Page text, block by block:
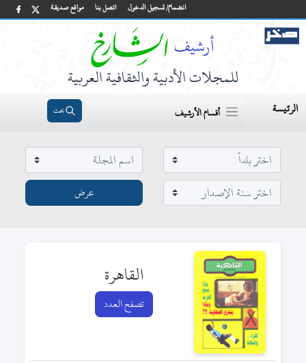
مواقع صديقة اتصل بنا انضمام/ تسجيل الدخول
للمجلات الأدبية والثقافية العربية
الرئيسة أقسام الأرشيف بحث
القاهرة
تصفح العدد